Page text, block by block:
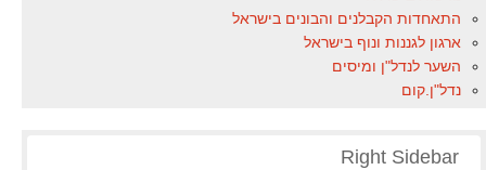
התאחדות הקבלנים והבונים בישראל
ארגון לגננות ונוף בישראל
השער לנדל"ן ומיסים
נדל"ן.קום
Right Sidebar